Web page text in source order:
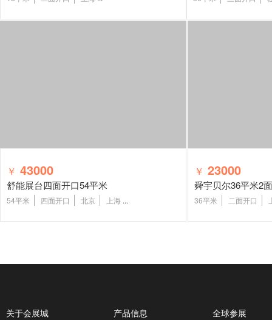
￥ 43000
舒能展台四面开口54平米
54平米 四面开口 北京 上海 ...
￥ 23000
舜宇贝尔36平米2
36平米 二面开口
关于会展城 产品信息 全球参展